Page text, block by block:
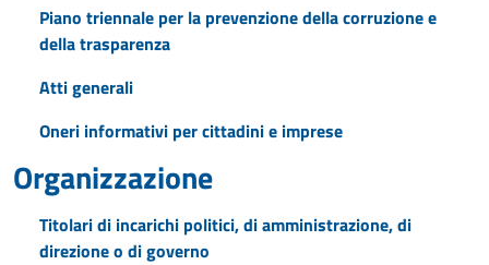
Piano triennale per la prevenzione della corruzione e
della trasparenza
Atti generali
Oneri informativi per cittadini e imprese
Organizzazione
Titolari di incarichi politici, di amministrazione, di
direzione o di governo